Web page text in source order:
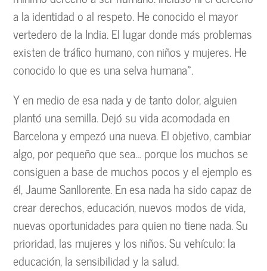
a la identidad o al respeto. He conocido el mayor
vertedero de la India. El lugar donde más problemas
existen de tráfico humano, con niños y mujeres. He
conocido lo que es una selva humana».
Y en medio de esa nada y de tanto dolor, alguien
plantó una semilla. Dejó su vida acomodada en
Barcelona y empezó una nueva. El objetivo, cambiar
algo, por pequeño que sea… porque los muchos se
consiguen a base de muchos pocos y el ejemplo es
él, Jaume Sanllorente. En esa nada ha sido capaz de
crear derechos, educación, nuevos modos de vida,
nuevas oportunidades para quien no tiene nada. Su
prioridad, las mujeres y los niños. Su vehículo: la
educación, la sensibilidad y la salud.